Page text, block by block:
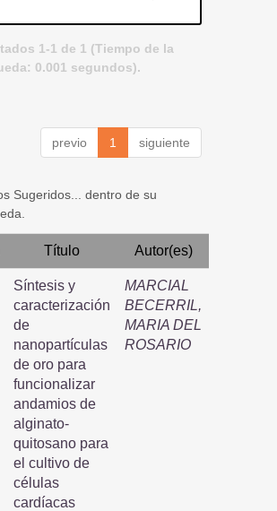
1-1 de 1 (Tiempo de la
0.001 segundos).
previo 1 siguiente
Sugeridos... dentro de su
Título Autor(es)
Síntesis y
caracterización
de
nanopartículas
de oro para
funcionalizar
andamios de
alginato-
quitosano para
el cultivo de
células
cardíacas
MARCIAL
BECERRIL,
MARIA DEL
ROSARIO